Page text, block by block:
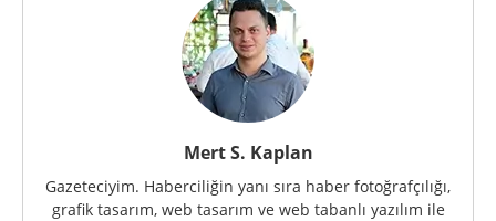
Mert S. Kaplan
Gazeteciyim. Haberciliğin yanı sıra haber fotoğrafçılığı,
grafik tasarım, web tasarım ve web tabanlı yazılım ile